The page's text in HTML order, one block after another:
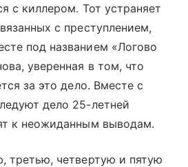
с киллером. Тот устраняет
с преступлением,
под названием «Логово
уверенная в том, что
за это дело. Вместе с
дело 25-летней
к неожиданным выводам.
третью, четвертую и пятую